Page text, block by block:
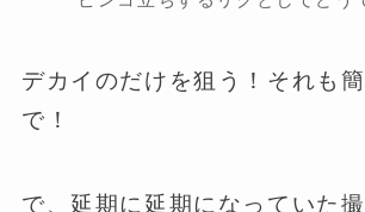
デカイのだけを狙う！それも
で！
で、延期に延期になっていた